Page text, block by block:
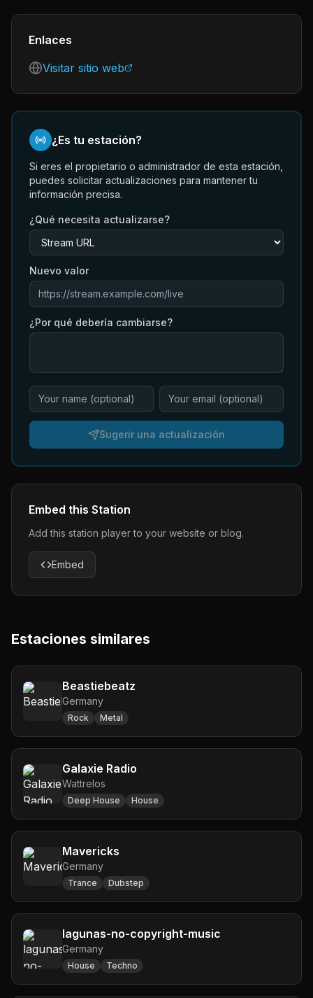
Enlaces
Visitar sitio web
¿Es tu estación?
Si eres el propietario o administrador de esta estación,
puedes solicitar actualizaciones para mantener tu
información precisa.
¿Qué necesita actualizarse?
Nuevo valor
¿Por qué debería cambiarse?
Sugerir una actualización
Embed this Station
Add this station player to your website or blog.
Embed
Estaciones similares
Beastiebeatz
Germany
Rock Metal
Galaxie Radio
Wattrelos
Deep House House
Mavericks
Germany
Trance Dubstep
lagunas-no-copyright-music
Germany
House Techno